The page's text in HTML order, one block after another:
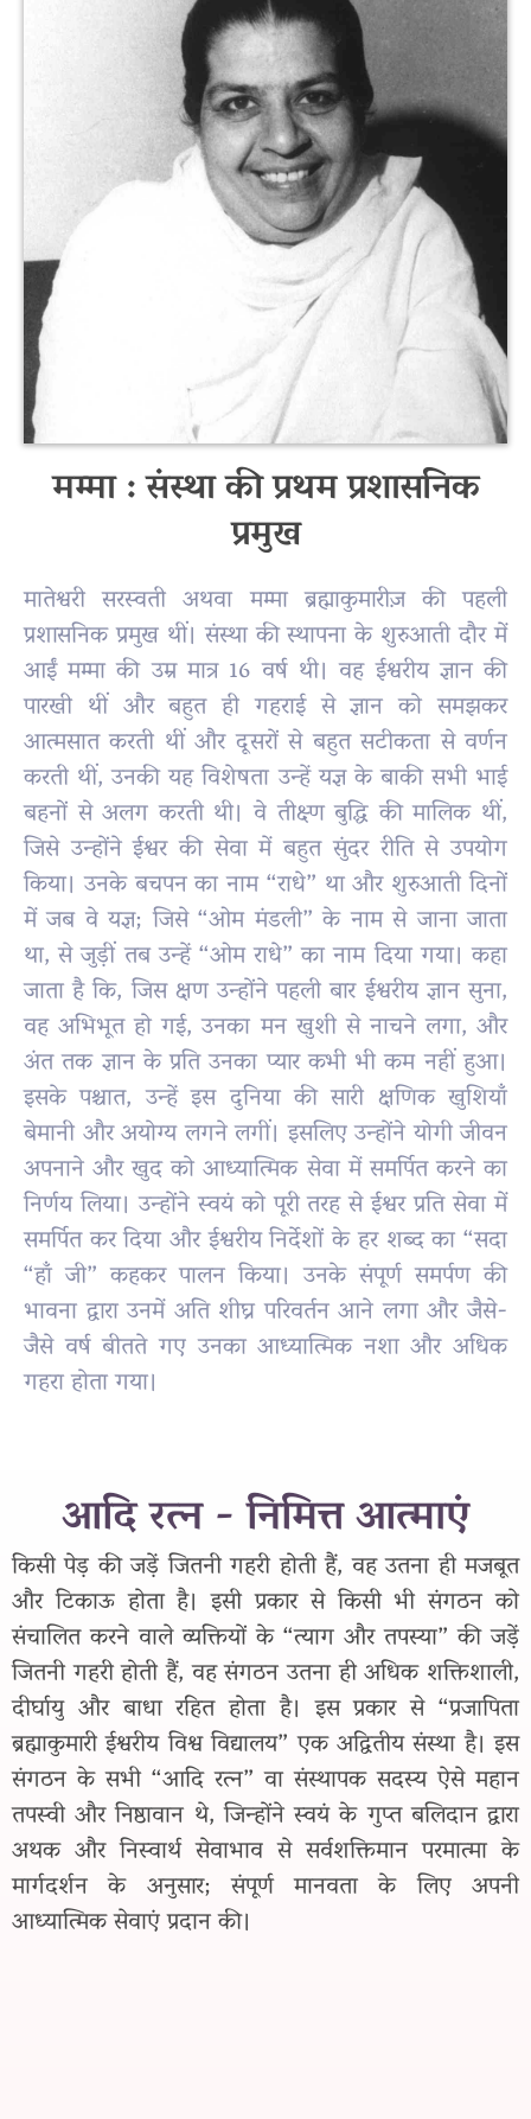
मम्मा : संस्था की प्रथम प्रशासनिक
प्रमुख
मातेश्वरी सरस्वती अथवा मम्मा ब्रह्माकुमारीज़ की पहली
प्रशासनिक प्रमुख थीं। संस्था की स्थापना के शुरुआती दौर में
आईं मम्मा की उम्र मात्र 16 वर्ष थी। वह ईश्वरीय ज्ञान की
पारखी थीं और बहुत ही गहराई से ज्ञान को समझकर
आत्मसात करती थीं और दूसरों से बहुत सटीकता से वर्णन
करती थीं, उनकी यह विशेषता उन्हें यज्ञ के बाकी सभी भाई
बहनों से अलग करती थी। वे तीक्ष्ण बुद्धि की मालिक थीं,
जिसे उन्होंने ईश्वर की सेवा में बहुत सुंदर रीति से उपयोग
किया। उनके बचपन का नाम “राधे” था और शुरुआती दिनों
में जब वे यज्ञ; जिसे “ओम मंडली” के नाम से जाना जाता
था, से जुड़ीं तब उन्हें “ओम राधे” का नाम दिया गया। कहा
जाता है कि, जिस क्षण उन्होंने पहली बार ईश्वरीय ज्ञान सुना,
वह अभिभूत हो गई, उनका मन खुशी से नाचने लगा, और
अंत तक ज्ञान के प्रति उनका प्यार कभी भी कम नहीं हुआ।
इसके पश्चात, उन्हें इस दुनिया की सारी क्षणिक खुशियाँ
बेमानी और अयोग्य लगने लगीं। इसलिए उन्होंने योगी जीवन
अपनाने और खुद को आध्यात्मिक सेवा में समर्पित करने का
निर्णय लिया। उन्होंने स्वयं को पूरी तरह से ईश्वर प्रति सेवा में
समर्पित कर दिया और ईश्वरीय निर्देशों के हर शब्द का “सदा
“हाँ जी” कहकर पालन किया। उनके संपूर्ण समर्पण की
भावना द्वारा उनमें अति शीघ्र परिवर्तन आने लगा और जैसे-
जैसे वर्ष बीतते गए उनका आध्यात्मिक नशा और अधिक
गहरा होता गया।
आदि रत्न - निमित्त आत्माएं
किसी पेड़ की जड़ें जितनी गहरी होती हैं, वह उतना ही मजबूत
और टिकाऊ होता है। इसी प्रकार से किसी भी संगठन को
संचालित करने वाले व्यक्तियों के “त्याग और तपस्या” की जड़ें
जितनी गहरी होती हैं, वह संगठन उतना ही अधिक शक्तिशाली,
दीर्घायु और बाधा रहित होता है। इस प्रकार से “प्रजापिता
ब्रह्माकुमारी ईश्वरीय विश्व विद्यालय” एक अद्वितीय संस्था है। इस
संगठन के सभी “आदि रत्न” वा संस्थापक सदस्य ऐसे महान
तपस्वी और निष्ठावान थे, जिन्होंने स्वयं के गुप्त बलिदान द्वारा
अथक और निस्वार्थ सेवाभाव से सर्वशक्तिमान परमात्मा के
मार्गदर्शन के अनुसार; संपूर्ण मानवता के लिए अपनी
आध्यात्मिक सेवाएं प्रदान की।